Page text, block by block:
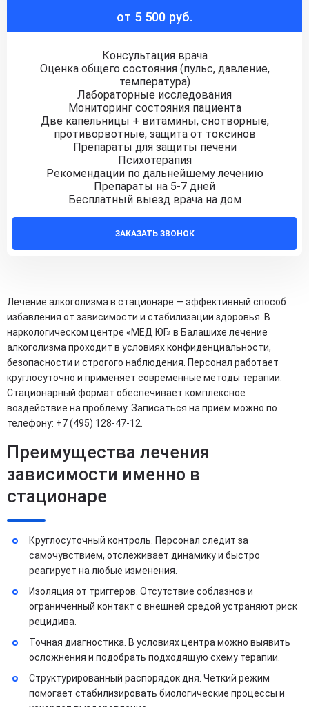
от 5 500 руб.
Консультация врача
Оценка общего состояния (пульс, давление,
температура)
Лабораторные исследования
Мониторинг состояния пациента
Две капельницы + витамины, снотворные,
противорвотные, защита от токсинов
Препараты для защиты печени
Психотерапия
Рекомендации по дальнейшему лечению
Препараты на 5-7 дней
Бесплатный выезд врача на дом
ЗАКАЗАТЬ ЗВОНОК
Лечение алкоголизма в стационаре — эффективный способ
избавления от зависимости и стабилизации здоровья. В
наркологическом центре «МЕД ЮГ» в Балашихе лечение
алкоголизма проходит в условиях конфиденциальности,
безопасности и строгого наблюдения. Персонал работает
круглосуточно и применяет современные методы терапии.
Стационарный формат обеспечивает комплексное
воздействие на проблему. Записаться на прием можно по
телефону: +7 (495) 128-47-12.
Преимущества лечения
зависимости именно в
стационаре
Круглосуточный контроль. Персонал следит за
самочувствием, отслеживает динамику и быстро
реагирует на любые изменения.
Изоляция от триггеров. Отсутствие соблазнов и
ограниченный контакт с внешней средой устраняют риск
рецидива.
Точная диагностика. В условиях центра можно выявить
осложнения и подобрать подходящую схему терапии.
Структурированный распорядок дня. Четкий режим
помогает стабилизировать биологические процессы и